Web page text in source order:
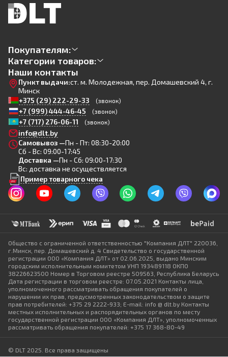
Покупателям:
Категории товаров:
Наши контакты
Пункт выдачи:ст. м. Молодежная, пер. Домашевский 4, г.
Минск
+375 (29) 222-29-33
(звонок)
+7 (999) 444-46-45 (звонок)
+7 (717) 276-06-11 (звонок)
info@dlt.by
Самовывоз —Пн - Пт: 08:30-20:00
Сб - Вс: 09:00-17:45
Доставка —Пн - Сб: 09:00-17:30
Вс: доставка не осуществляется
Пример товарного чека
Общество с ограниченной ответственностью "Компания ДЛТ" 220036,
г.Минск, пер. Домашевский д. 4 Свидетельство о государственной
регистрации ООО «Компания ДЛТ» от 02.06.2025, выдано Минским
городским исполнительным комитетом УНП 193489118 ОКПО
38226623500 Номер в Торговом реестре 509563, Республика Беларусь
Дата регистрации в торговом реестре: 07.05.2021 Контакты лица,
уполномоченного рассматривать обращения покупателей о
нарушении их прав, предусмотренных законодательством о защите
прав потребителей: +375 29 2222-933; E-mail: info @ dlt.by Контакты
местных исполнительных и распорядительных органов по месту
государственной регистрации ООО «Компания ДЛТ», уполномоченных
рассматривать обращения покупателей: +375 17 368-80-49
© DLT 2025. Все права защищены